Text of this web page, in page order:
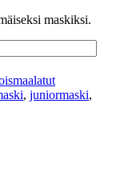
maskiksi.
, juniormaski,